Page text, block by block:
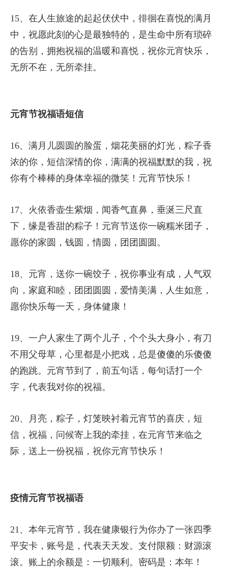
13、烟花从不用说，天空一定会绽放；提灯又何须
称道，街上已是满街；把元宵扔在锅里庆祝家人团
乐！
14、去年元宵，赏月，看花灯，我陪你！今年的元
宵节，在元宵灯下，在月光下，我想你！渊源，汤
渊源，祝你元宵节快乐：高高兴兴，快乐百分百！
15、在人生旅途的起起伏伏中，徘徊在喜悦的满月
中，祝愿此刻的心是最独特的，是生命中所有琐碎
的告别，拥抱祝福的温暖和喜悦，祝你元宵快乐，
元宵节祝福语短信
16、满月儿圆圆的脸蛋，烟花美丽的灯光，粽子香
浓的你，短信深情的你，满满的祝福默默的我，祝
你有个棒棒的身体幸福的微笑！元宵节快乐！